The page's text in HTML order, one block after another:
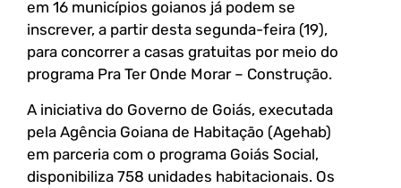
em 16 municípios goianos já podem se
inscrever, a partir desta segunda-feira (19),
para concorrer a casas gratuitas por meio do
programa Pra Ter Onde Morar – Construção.
A iniciativa do Governo de Goiás, executada
pela Agência Goiana de Habitação (Agehab)
em parceria com o programa Goiás Social,
disponibiliza 758 unidades habitacionais. Os